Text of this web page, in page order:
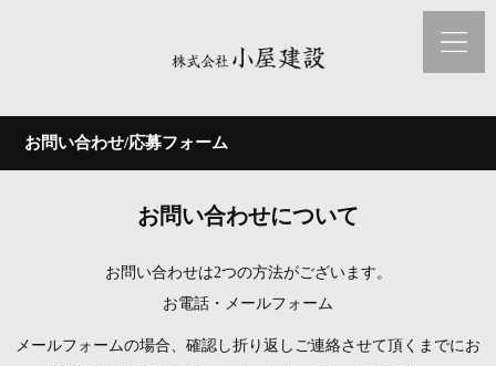
お問い合わせ/応募フォーム
お問い合わせについて
お問い合わせは2つの方法がございます。
お電話・メールフォーム
メールフォームの場合、確認し折り返しご連絡させて頂くまでにお